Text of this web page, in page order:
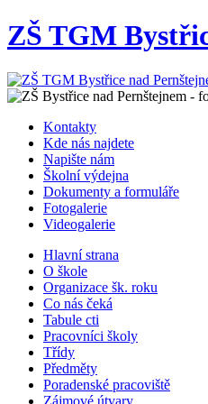
ZŠ TGM
Kontakty
Kde nás najdete
Napište nám
Školní výdejna
Dokumenty a formuláře
Fotogalerie
Videogalerie
Hlavní strana
O škole
Organizace šk. roku
Co nás čeká
Tabule cti
Pracovníci školy
Třídy
Předměty
Poradenské pracoviště
Zájmové útvary